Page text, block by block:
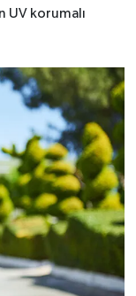
UV korumalı